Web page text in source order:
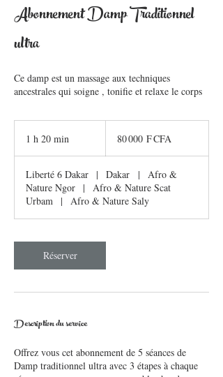
Abonnement Damp Traditionnel
ultra
Ce damp est un massage aux techniques
ancestrales qui soigne , tonifie et relaxe le corps
1 h 20 min
m
i
n
CFA80 000 F CFA
Liberté 6 Dakar | Dakar |
Afro &
Nature Ngor
|
Afro & Nature Scat
Urbam
| Afro & Nature Saly
Réserver
Description du service
Offrez vous cet abonnement de 5 séances de
Damp traditionnel ultra avec 3 étapes à chaque